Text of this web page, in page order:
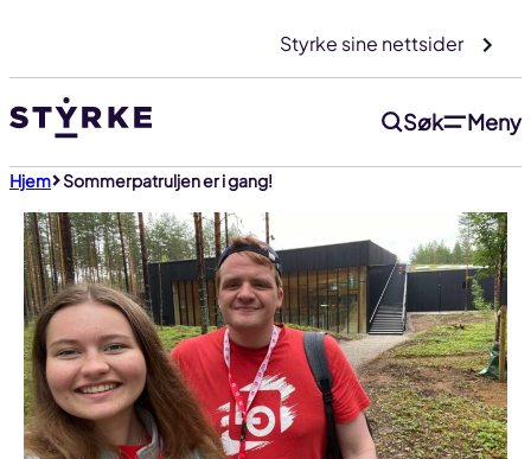
innhold
Styrke sine nettsider
Søk Meny
Hjem Sommerpatruljen er i gang!